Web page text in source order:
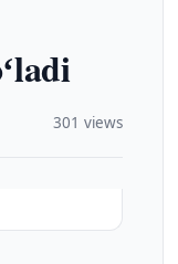
301 views